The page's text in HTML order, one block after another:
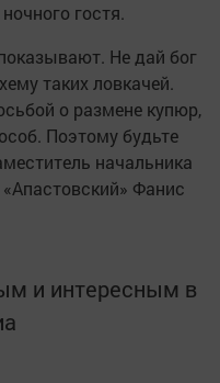
гостя.
Не дай бог
таких ловкачей.
о размене купюр,
Поэтому будьте
начальника
Фанис
и интересным в